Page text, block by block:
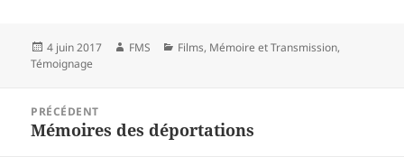
Publié
le
4 juin 2017 Auteur
FMS Catégories
Films, Mémoire et Transmission,
Témoignage
l’article
PRÉCÉDENT
Article
Mémoires des déportations